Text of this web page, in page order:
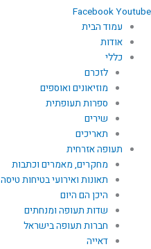
FacebookYoutube
עמוד הבית
אודות
כללי
לזכרם
מוזיאונים ואוספים
ספרות תעופתית
שירים
תאריכים
תעופה אזרחית
מחקרים, מאמרים וכתבות
תאונות ואירועי בטיחות טיסה
היכן הם היום
שדות תעופה ומנחתים
חברות תעופה בישראל
דאייה